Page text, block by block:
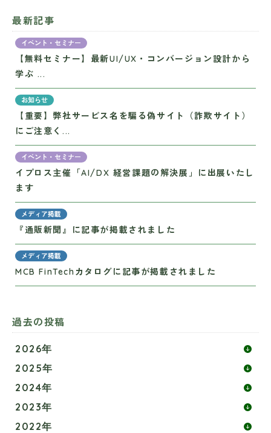
最新記事
イベント・セミナー
【無料セミナー】最新UI/UX・コンバージョン設計から
学ぶ ...
お知らせ
【重要】弊社サービス名を騙る偽サイト（詐欺サイト）
にご注意く...
イベント・セミナー
イプロス主催「AI/DX 経営課題の解決展」に出展いたし
ます
メディア掲載
『通販新聞』に記事が掲載されました
メディア掲載
MCB FinTechカタログに記事が掲載されました
過去の投稿
2026年
2025年
2024年
2023年
2022年